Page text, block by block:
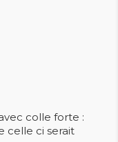
colle forte :
celle ci serait